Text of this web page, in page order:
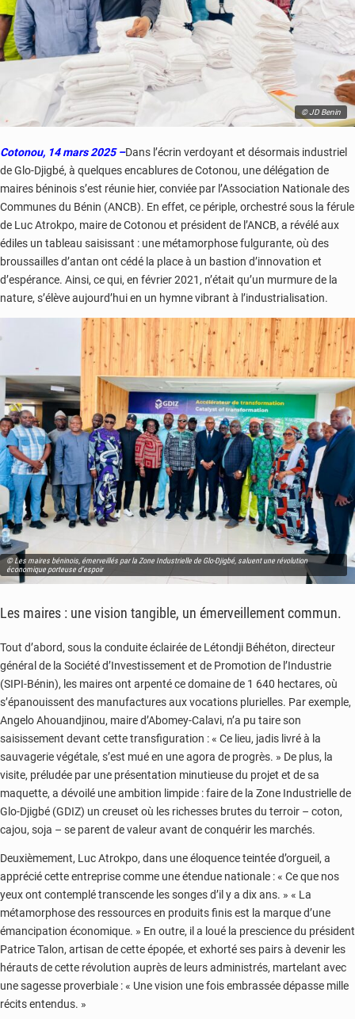
© JD Benin
Cotonou, 14 mars 2025 –Dans l’écrin verdoyant et désormais industriel
de Glo-Djigbé, à quelques encablures de Cotonou, une délégation de
maires béninois s’est réunie hier, conviée par l’Association Nationale des
Communes du Bénin (ANCB). En effet, ce périple, orchestré sous la férule
de Luc Atrokpo, maire de Cotonou et président de l’ANCB, a révélé aux
édiles un tableau saisissant : une métamorphose fulgurante, où des
broussailles d’antan ont cédé la place à un bastion d’innovation et
d’espérance. Ainsi, ce qui, en février 2021, n’était qu’un murmure de la
nature, s’élève aujourd’hui en un hymne vibrant à l’industrialisation.
© Les maires béninois, émerveillés par la Zone Industrielle de Glo-Djigbé, saluent une révolution
économique porteuse d’espoir
Les maires : une vision tangible, un émerveillement commun.
Tout d’abord, sous la conduite éclairée de Létondji Béhéton, directeur
général de la Société d’Investissement et de Promotion de l’Industrie
(SIPI-Bénin), les maires ont arpenté ce domaine de 1 640 hectares, où
s’épanouissent des manufactures aux vocations plurielles. Par exemple,
Angelo Ahouandjinou, maire d’Abomey-Calavi, n’a pu taire son
saisissement devant cette transfiguration : « Ce lieu, jadis livré à la
sauvagerie végétale, s’est mué en une agora de progrès. » De plus, la
visite, préludée par une présentation minutieuse du projet et de sa
maquette, a dévoilé une ambition limpide : faire de la Zone Industrielle de
Glo-Djigbé (GDIZ) un creuset où les richesses brutes du terroir – coton,
cajou, soja – se parent de valeur avant de conquérir les marchés.
Deuxièmement, Luc Atrokpo, dans une éloquence teintée d’orgueil, a
apprécié cette entreprise comme une étendue nationale : « Ce que nos
yeux ont contemplé transcende les songes d’il y a dix ans. » « La
métamorphose des ressources en produits finis est la marque d’une
émancipation économique. » En outre, il a loué la prescience du président
Patrice Talon, artisan de cette épopée, et exhorté ses pairs à devenir les
hérauts de cette révolution auprès de leurs administrés, martelant avec
une sagesse proverbiale : « Une vision une fois embrassée dépasse mille
récits entendus. »